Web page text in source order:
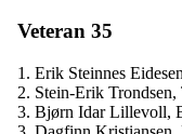
Veteran 35
1. Erik Steinnes
2. Stein-Erik
3. Bjørn Idar Lillevoll,